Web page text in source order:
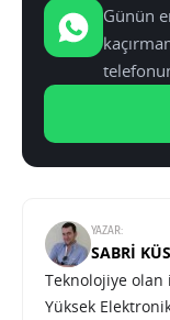
Günün
YAZAR:
SABRI
Teknolojiye olan
Yüksek